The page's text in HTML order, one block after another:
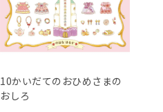
10かいだてのおひめさまの
おしろ